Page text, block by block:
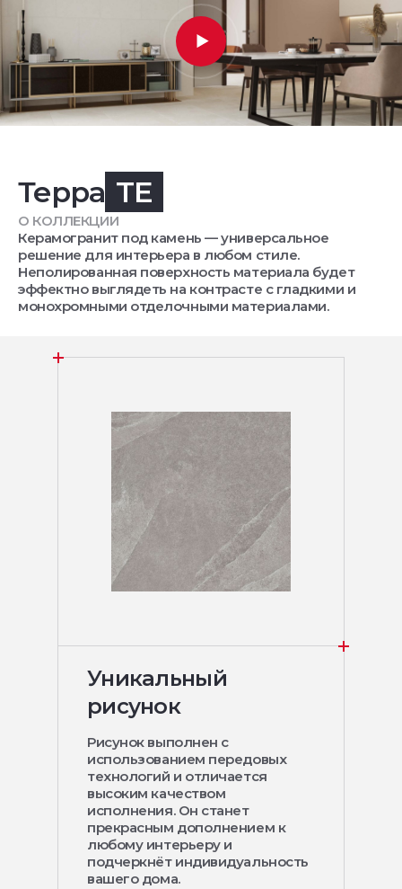
Терра TE
О КОЛЛЕКЦИИ
Керамогранит под камень — универсальное
решение для интерьера в любом стиле.
Неполированная поверхность материала будет
эффектно выглядеть на контрасте с гладкими и
монохромными отделочными материалами.
Уникальный
рисунок
Рисунок выполнен с
использованием передовых
технологий и отличается
высоким качеством
исполнения. Он станет
прекрасным дополнением к
любому интерьеру и
подчеркнёт индивидуальность
вашего дома.